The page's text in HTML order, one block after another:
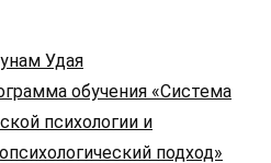
Удая
обучения «Система
психологии и
подход»